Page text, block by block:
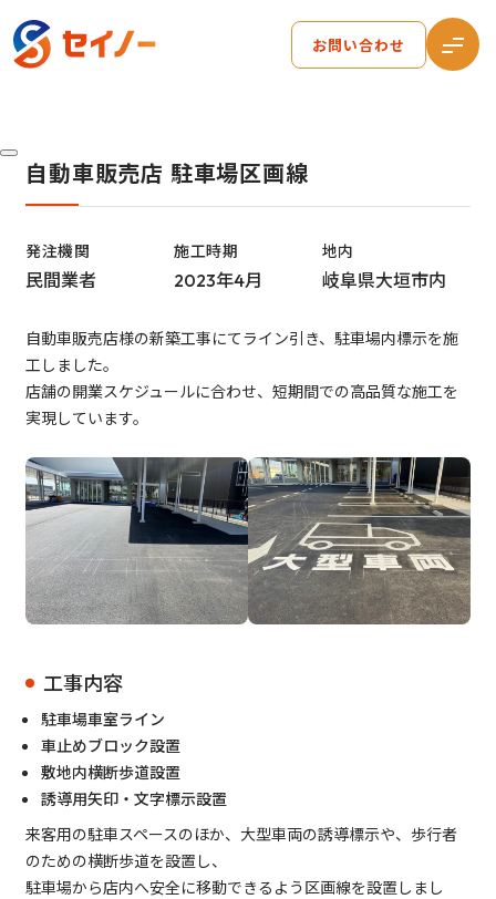
お問い合わせ
自動車販売店 駐車場区画線
発注機関
民間業者
施工時期
2023年4月
地内
岐阜県大垣市内
自動車販売店様の新築工事にてライン引き、駐車場内標示を施
工しました。
店舗の開業スケジュールに合わせ、短期間での高品質な施工を
実現しています。
工事内容
駐車場車室ライン
車止めブロック設置
敷地内横断歩道設置
誘導用矢印・文字標示設置
来客用の駐車スペースのほか、大型車両の誘導標示や、歩行者
のための横断歩道を設置し、
駐車場から店内へ安全に移動できるよう区画線を設置しまし